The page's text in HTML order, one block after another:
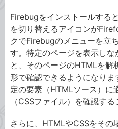
Firebugをインストールする
を切り替えるアイコンが
クでFirebugのメニューを立
す。特定のページを表示し
と、そのページのHTMLを解
形で確認できるようになり
定の要素（HTMLソース）に
（CSSファイル）を確認する
さらに、HTMLやCSSをその